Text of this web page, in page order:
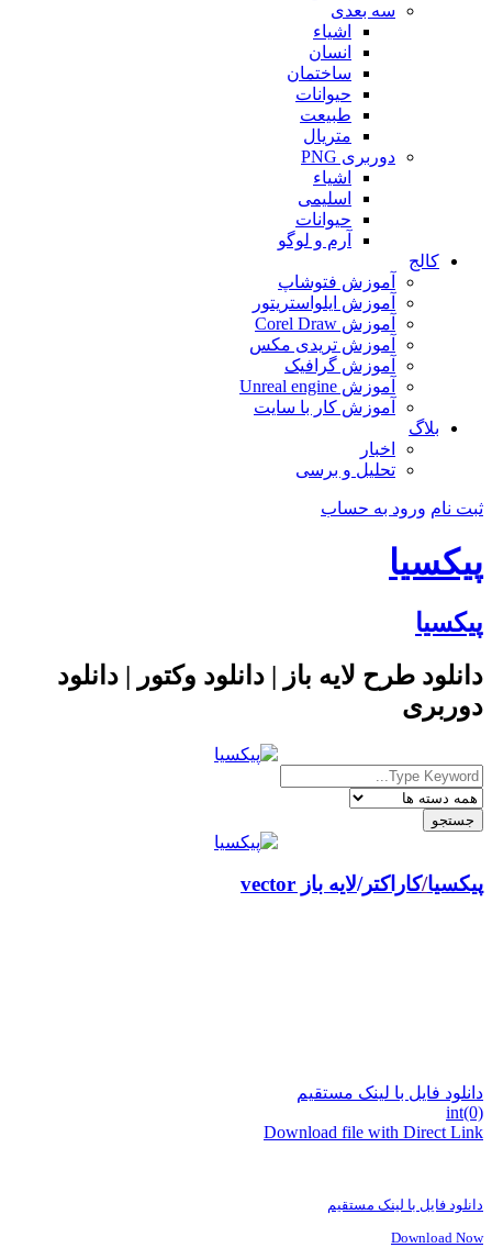
سه بعدی
اشیاء
انسان
ساختمان
حیوانات
طبیعت
متریال
دوربری PNG
اشیاء
اسلیمی
حیوانات
آرم و لوگو
کالج
آموزش فتوشاپ
آموزش ایلواستریتور
آموزش Corel Draw
آموزش تریدی مکس
آموزش گرافیک
آموزش Unreal engine
آموزش کار با سایت
بلاگ
اخبار
تحلیل و برسی
ثبت نام ورود به حساب
پیکسیا
پیکسیا
دانلود طرح لایه باز | دانلود وکتور | دانلود
دوربری
پیکسیا/ لایه باز vector کاراکتر
دانلود فایل با لینک مستقیم
int(0)
Download file with Direct Link
دانلود فایل با لینک مستقیم
Download Now